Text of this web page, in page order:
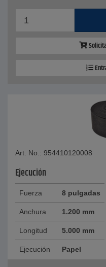
Art. No.: 954410120008
Ejecución
Fuerza 8 pulgadas
Anchura 1.200 mm
Longitud 5.000 mm
Ejecución Papel